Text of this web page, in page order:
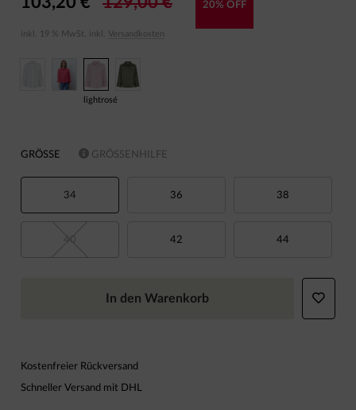
20% OFF
inkl. 19 % MwSt. inkl. Versandkosten
lightrosé
GRÖSSE GRÖSSENHILFE
34 36 38
42 44
In den Warenkorb
Kostenfreier Rückversand
Schneller Versand mit DHL